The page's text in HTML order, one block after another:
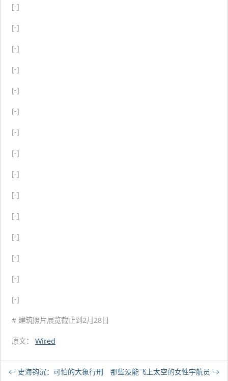
[-]
[-]
[-]
[-]
[-]
[-]
[-]
[-]
[-]
[-]
[-]
[-]
[-]
[-]
[-]
# 建筑照片展览截止到2月28日
原文： Wired
史海钩沉：可怕的大象行刑 那些没能飞上太空的女性宇航员